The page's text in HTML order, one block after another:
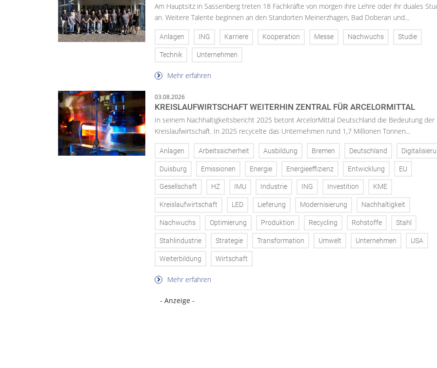
Am Hauptsitz in Sassenberg treten 18 Fachkräfte von morgen ihre Lehre oder ihr duales
an. Weitere Talente beginnen an den Standorten Meinerzhagen, Bad Doberan und...
Anlagen ING Karriere Kooperation Messe Nachwuchs Studie
Technik Unternehmen
Mehr erfahren
03.08.2026
KREISLAUFWIRTSCHAFT WEITERHIN ZENTRAL FÜR ARCELORMITTAL
In seinem Nachhaltigkeitsbericht 2025 betont ArcelorMittal Deutschland die Bedeutung der
Kreislaufwirtschaft. In 2025 recycelte das Unternehmen rund 1,7 Millionen Tonnen...
Anlagen Arbeitssicherheit Ausbildung Bremen Deutschland
Duisburg Emissionen Energie Energieeffizienz Entwicklung EU
Gesellschaft HZ IMU Industrie ING Investition KME
Kreislaufwirtschaft LED Lieferung Modernisierung Nachhaltigkeit
Nachwuchs Optimierung Produktion Recycling Rohstoffe Stahl
Stahlindustrie Strategie Transformation Umwelt Unternehmen USA
Weiterbildung Wirtschaft
Mehr erfahren
- Anzeige -